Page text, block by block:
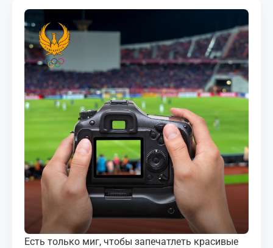
ДОКУМЕНТЫ
ПЕРСОНАЛИИ
МЕДИА
КОНТАКТЫ
UZ-PIN
Есть только миг, чтобы запечатлеть красивые